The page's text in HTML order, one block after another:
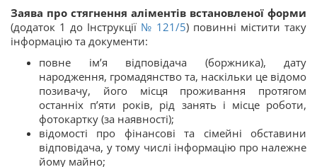
Заява про стягнення аліментів встановленої форми
(додаток 1 до Інструкції № 121/5) повинні містити таку
інформацію та документи:
повне ім’я відповідача (боржника), дату
народження, громадянство та, наскільки це відомо
позивачу, його місця проживання протягом
останніх п’яти років, рід занять і місце роботи,
фотокартку (за наявності);
відомості про фінансові та сімейні обставини
відповідача, у тому числі інформацію про належне
йому майно;